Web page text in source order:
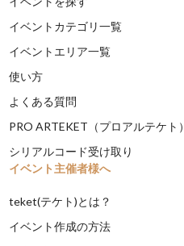
イベントカテゴリ一覧
イベントエリア一覧
使い方
よくある質問
PRO ARTEKET（プロアルテケト）
シリアルコード受け取り
イベント主催者様へ
teket(テケト)とは？
イベント作成の方法